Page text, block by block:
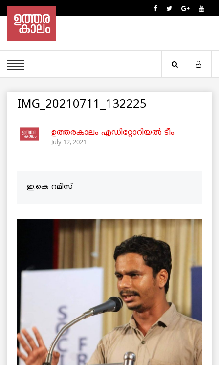
IMG_20210711_132225
ഉത്തരകാലം എഡിറ്റോറിയല്‍ ടീം
July 12, 2021
ഇ.കെ റമീസ്